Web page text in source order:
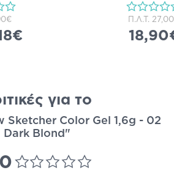
Π.Λ.Τ.
για το
Sketcher Color Gel 1,6g - 02
Dark Blond"